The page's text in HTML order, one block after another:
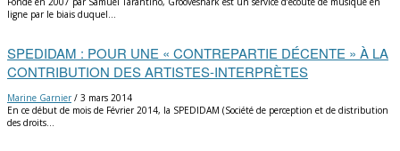
ligne par le biais duquel…
SPEDIDAM : POUR UNE « CONTREPARTIE DÉCENTE » À LA
CONTRIBUTION DES ARTISTES-INTERPRÈTES
Marine Garnier / 3 mars 2014
En ce début de mois de Février 2014, la SPEDIDAM (Société de perception et de distribution
des droits…